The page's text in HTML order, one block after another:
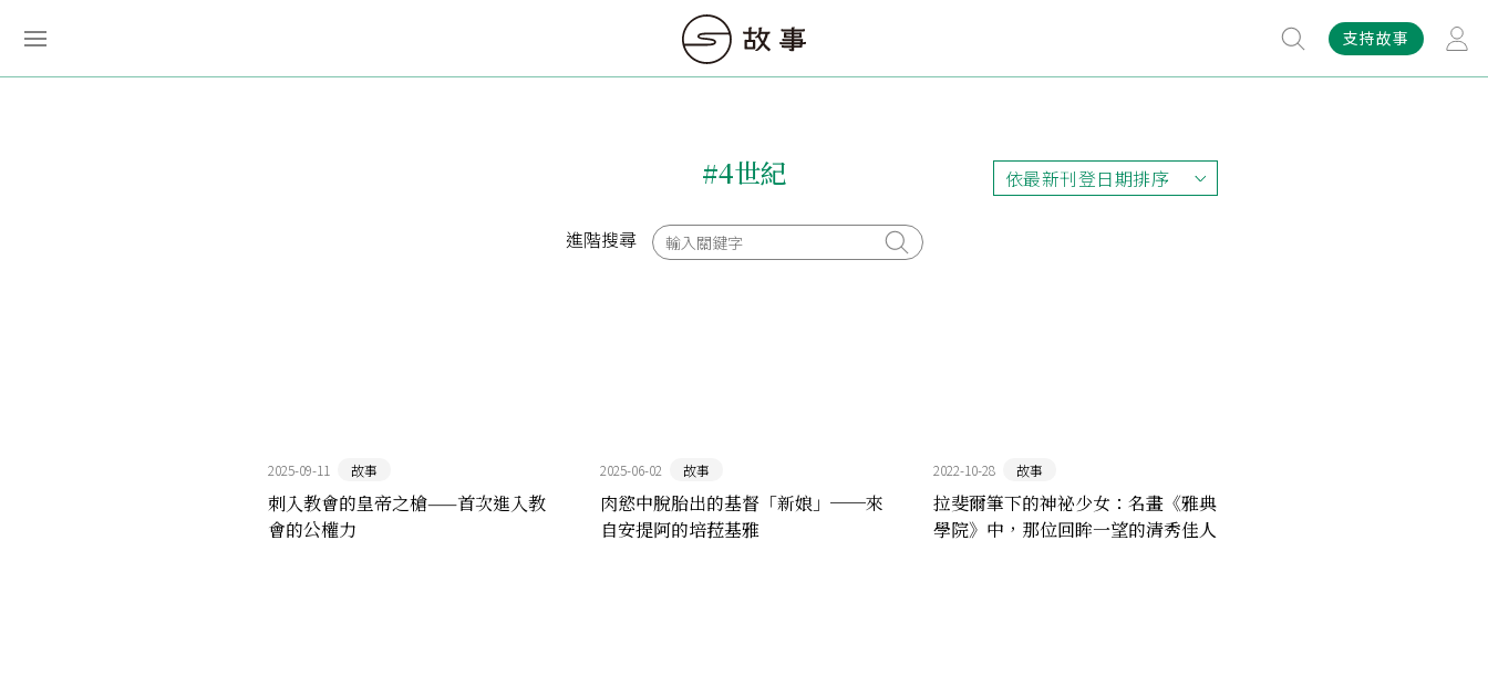
支持故事
#4世紀 依最新刊登日期排序
依最新刊登日期排序
進階搜尋
2025-09-11 故事
刺入教會的皇帝之槍——首次進入教
會的公權力
2025-06-02 故事
肉慾中脫胎出的基督「新娘」──來
自安提阿的培菈基雅
2022-10-28 故事
拉斐爾筆下的神祕少女：名畫《雅典
學院》中，那位回眸一望的清秀佳人